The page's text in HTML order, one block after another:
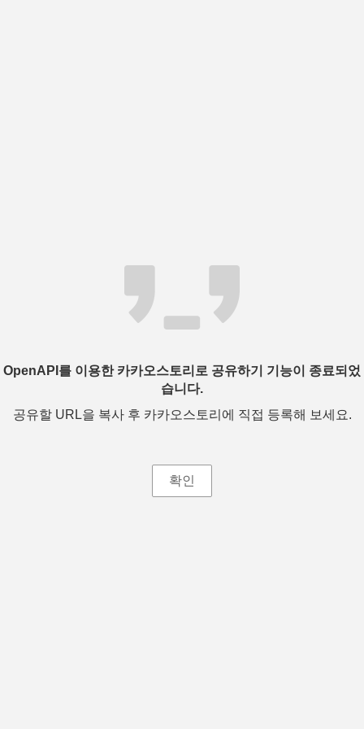
OpenAPI를 이용한 카카오스토리로 공유하기 기능이 종료되었
습니다.
공유할 URL을 복사 후 카카오스토리에 직접 등록해 보세요.
확인